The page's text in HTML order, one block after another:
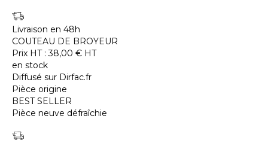
Livraison en 48h
COUTEAU DE BROYEUR
Prix HT :38,00 € HT
en stock
Diffusé sur Dirfac.fr
Pièce origine
BEST SELLER
Pièce neuve défraîchie